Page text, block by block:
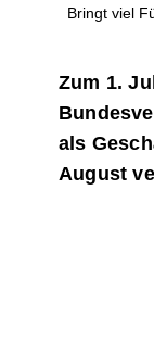
Bringt viel
Zum 1.
als
August